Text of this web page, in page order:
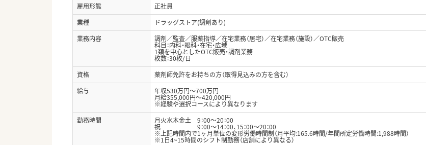
雇用形態
正社員
業種
ドラッグストア(調剤あり)
業務内容
調剤／監査／服薬指導／在宅業務（居宅）／在宅業務（施設）／OTC販売
科目：内科・眼科・在宅・広域
1類を中心としたOTC販売・調剤業務
枚数：30枚/日
資格
薬剤師免許をお持ちの方（取得見込みの方を含む）
給与
年収530万円～700万円
月給355,000円～420,000円
※経験や選択コースにより異なります
勤務時間
月火水木金土 9：00～20：00
祝 9：00～14：00、15：00～20：00
※上記時間内で1ヶ月単位の変形労働時間制（月平均:165.6時間/年間所定労働時間:1,988時間）
※1日4~15時間のシフト制勤務（店舗により異なる）